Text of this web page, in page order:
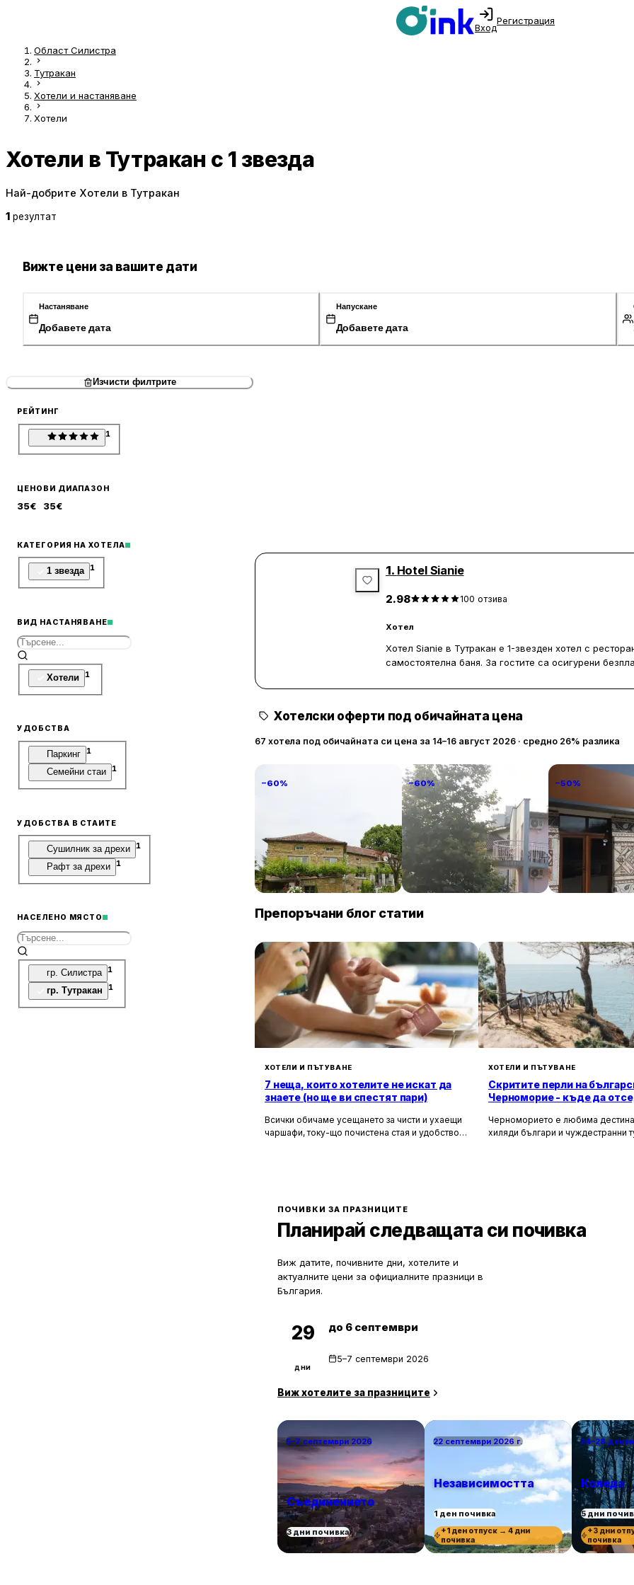
Вход
Регистрация
Област Силистра
Тутракан
Хотели и настаняване
Хотели
Хотели в Тутракан с 1 звезда
Най-добрите Хотели в Тутракан
1 резултат
Вижте цени за вашите дати
Настаняване
Добавете дата
Напускане
Добавете дата
Изчисти филтрите
РЕЙТИНГ
1
ЦЕНОВИ ДИАПАЗОН
35€ 35€
КАТЕГОРИЯ НА ХОТЕЛА
1 звезда 1
ВИД НАСТАНЯВАНЕ
Хотели 1
УДОБСТВА
Паркинг 1
Семейни стаи 1
УДОБСТВА В СТАИТЕ
Сушилник за дрехи 1
Рафт за дрехи 1
НАСЕЛЕНО МЯСТО
гр. Силистра 1
гр. Тутракан 1
1. Hotel Sianie
2.98 100 отзива
Хотел
Хотел Sianie в Тутракан е 1-звезден хотел с
самостоятелна баня. За гостите са осигурени
Всяка стая е оборудвана с бюро, кът за сядане и
двор.
Хотелски оферти под обичайната цена
67 хотела под обичайната си цена за 14–16 август 2026 · средно 26% разлика
−60%
Villa Vin Santo
Винарово 89 € / нощувка
−60%
Familia Fantastiko
Китен 60 € / нощувка
−50%
ТРАКАРТ-ПАРК
Крумово 30
Препоръчани блог статии
ХОТЕЛИ И ПЪТУВАНЕ
7 неща, които хотелите не искат да
знаете (но ще ви спестят пари)
Всички обичаме усещането за чисти и ухаещи
чаршафи, току-що почистена стая и удобството
могат да олекотят портфейла ви значително.
ХОТЕЛИ И ПЪТУВАНЕ
Скритите перли на
Черноморие - къде да
Черноморието е любима
хиляди българи и чуждестранни
спокойствие, лично
ПОЧИВКИ ЗА ПРАЗНИЦИТЕ
Планирай следващата си почивка
Виж датите, почивните дни, хотелите и
актуалните цени за официалните празници в
България.
29
дни
до 6 септември
5–7 септември 2026
Виж хотелите за празниците
5–7 септември 2026
Съединението
3 дни почивка
22 септември 2026 г.
Независимостта
1 ден почивка
+1 ден отпуск → 4 дни
почивка
24–28
Коледа
5 дни
+3 дни
почивка